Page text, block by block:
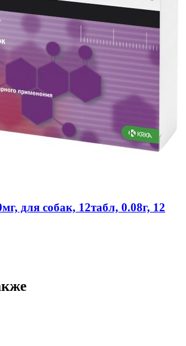
для собак, 12табл, 0.08г, 12